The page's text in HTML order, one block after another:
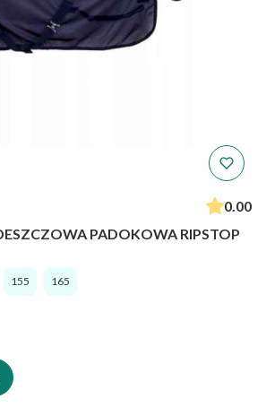
0.00
PADOKOWA RIPSTOP
155 165